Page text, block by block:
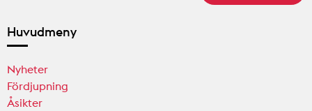
Huvudmeny
Nyheter
Fördjupning
Åsikter